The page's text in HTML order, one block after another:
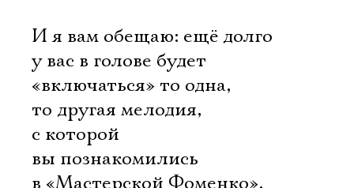
И я вам обещаю: ещё долго
у вас в голове будет
«включаться» то одна,
то другая мелодия,
с которой
вы познакомились
в «Мастерской Фоменко».